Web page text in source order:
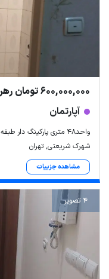
600,000,000 تومان رهن
آپارتمان
واحد۴۸ متری پارکینگ دار طبقه اول
شهرک شریعتی, تهران
مشاهده جزییات
4 تصویر